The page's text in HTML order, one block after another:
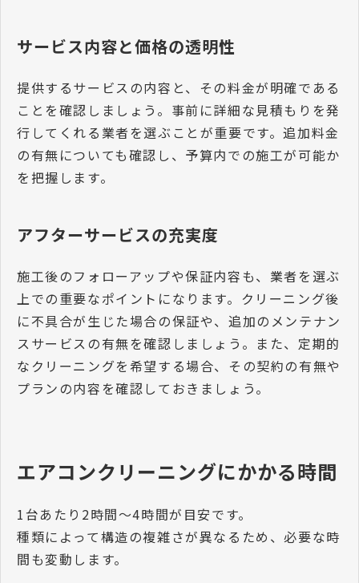
サービス内容と価格の透明性
提供するサービスの内容と、その料金が明確である
ことを確認しましょう。事前に詳細な見積もりを発
行してくれる業者を選ぶことが重要です。追加料金
の有無についても確認し、予算内での施工が可能か
を把握します。
アフターサービスの充実度
施工後のフォローアップや保証内容も、業者を選ぶ
上での重要なポイントになります。クリーニング後
に不具合が生じた場合の保証や、追加のメンテナン
スサービスの有無を確認しましょう。また、定期的
なクリーニングを希望する場合、その契約の有無や
プランの内容を確認しておきましょう。
エアコンクリーニングにかかる時間
1台あたり2時間〜4時間が目安です。
種類によって構造の複雑さが異なるため、必要な時
間も変動します。